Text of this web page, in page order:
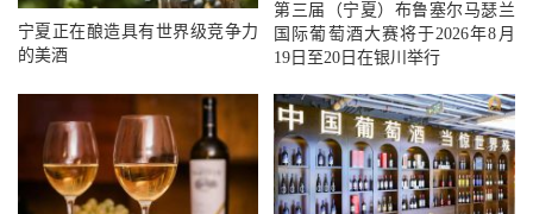
宁夏正在酿造具有世界级竞争力
的美酒
第三届（宁夏）布鲁塞尔马瑟兰
国际葡萄酒大赛将于2026年8月
19日至20日在银川举行